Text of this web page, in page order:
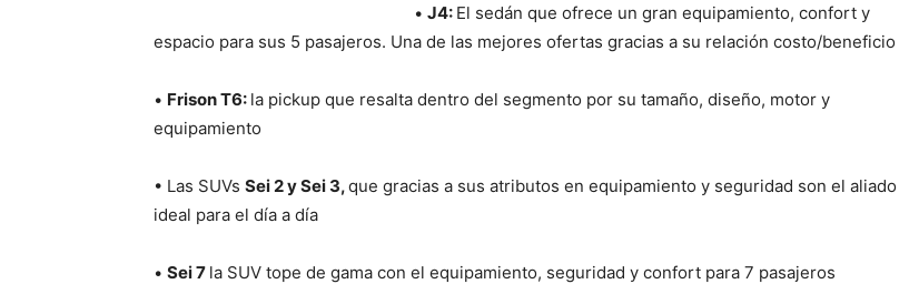
• J4: El sedán que ofrece un gran equipamiento, confort y
espacio para sus 5 pasajeros. Una de las mejores ofertas gracias a su relación costo/beneficio
• Frison T6: la pickup que resalta dentro del segmento por su tamaño, diseño, motor y
equipamiento
• Las SUVs Sei 2 y Sei 3,que gracias a sus atributos en equipamiento y seguridad son el aliado
ideal para el día a día
• Sei 7 la SUV tope de gama con el equipamiento, seguridad y confort para 7 pasajeros